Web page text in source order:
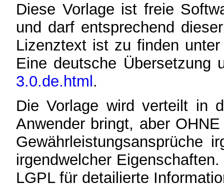
Diese Vorlage ist freie
und darf entsprechend
Lizenztext ist zu finden
Eine deutsche Übersetzung
3.0.de.html .
Die Vorlage wird verteilt in
Anwender bringt, aber
Gewährleistungsansprüche
irgendwelcher
LGPL für detailierte